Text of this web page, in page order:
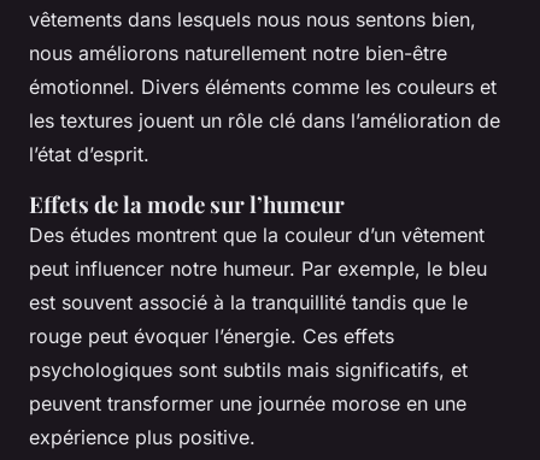
vêtements dans lesquels nous nous sentons bien,
nous améliorons naturellement notre bien-être
émotionnel. Divers éléments comme les couleurs et
les textures jouent un rôle clé dans l’amélioration de
l’état d’esprit.
Effets de la mode sur l’humeur
Des études montrent que la couleur d’un vêtement
peut influencer notre humeur. Par exemple, le bleu
est souvent associé à la tranquillité tandis que le
rouge peut évoquer l’énergie. Ces effets
psychologiques sont subtils mais significatifs, et
peuvent transformer une journée morose en une
expérience plus positive.